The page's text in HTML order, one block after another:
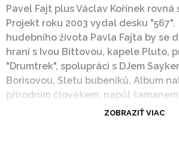
Pavel Fajt plus Václav Kořínek rovná
Projekt roku 2003 vydal desku
hudebního života Pavla Fajta by se
hraní s Ivou Bittovou, kapele Pluto,
"Drumtrek", spolupráci s DJem
Borisovou, Sletu bubeníků, Album
přírodním člověkem, napůl
Kořínkem (spojovaný např. s kapelou
ZOBRAZIŤ VIAC